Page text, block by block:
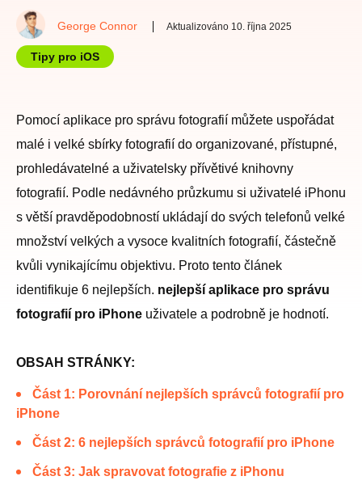
George Connor Aktualizováno 10. října 2025
Tipy pro iOS
Pomocí aplikace pro správu fotografií můžete uspořádat
malé i velké sbírky fotografií do organizované, přístupné,
prohledávatelné a uživatelsky přívětivé knihovny
fotografií. Podle nedávného průzkumu si uživatelé iPhonu
s větší pravděpodobností ukládají do svých telefonů velké
množství velkých a vysoce kvalitních fotografií, částečně
kvůli vynikajícímu objektivu. Proto tento článek
identifikuje 6 nejlepších. nejlepší aplikace pro správu
fotografií pro iPhone uživatele a podrobně je hodnotí.
OBSAH STRÁNKY:
Část 1: Porovnání nejlepších správců fotografií pro
iPhone
Část 2: 6 nejlepších správců fotografií pro iPhone
Část 3: Jak spravovat fotografie z iPhonu